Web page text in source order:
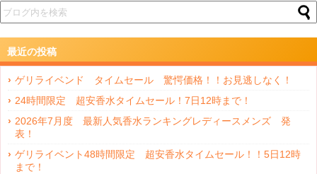
最近の投稿
ゲリライベンド タイムセール 驚愕価格！！お見逃しなく！
24時間限定 超安香水タイムセール！7日12時まで！
2026年7月度 最新人気香水ランキングレディースメンズ 発
表！
ゲリライベント48時間限定 超安香水タイムセール！！5日12時
まで！